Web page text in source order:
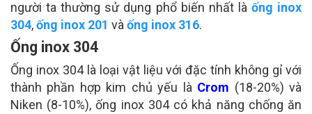
người ta thường sử dụng phổ biến nhất là ống inox
304,ống inox 201 và ống inox 316.
Ống inox 304
Ống inox 304 là loại vật liệu với đặc tính không gỉ với
thành phần hợp kim chủ yếu là Crom (18-20%) và
Niken (8-10%), ống inox 304 có khả năng chống ăn